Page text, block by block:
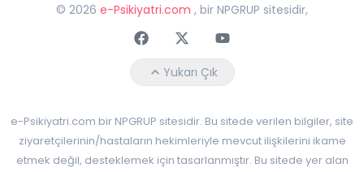
© 2026 e-Psikiyatri.com , bir NPGRUP sitesidir,
FaceebokTwitterYoutube
Yukarı Çık
e-Psikiyatri.com bir NPGRUP sitesidir. Bu sitede verilen bilgiler, site
ziyaretçilerinin/hastaların hekimleriyle mevcut ilişkilerini ikame
etmek değil, desteklemek için tasarlanmıştır. Bu sitede yer alan